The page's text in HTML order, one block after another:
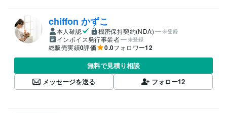
chiffon かずこ
本人確認 機密保持契約(NDA) 未登録
インボイス発行事業者 未登録
総販売実績0評価 0.0フォロワー12
無料で見積り相談
メッセージを送る
フォロー12